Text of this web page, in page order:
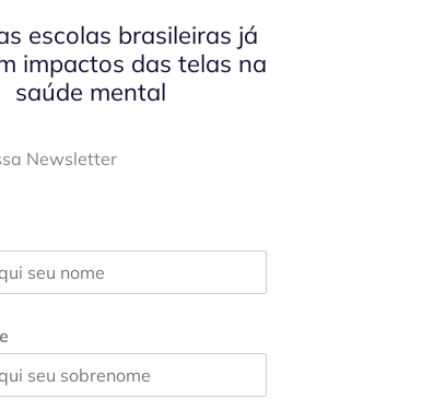
escolas brasileiras já
impactos das telas na
saúde mental
Newsletter